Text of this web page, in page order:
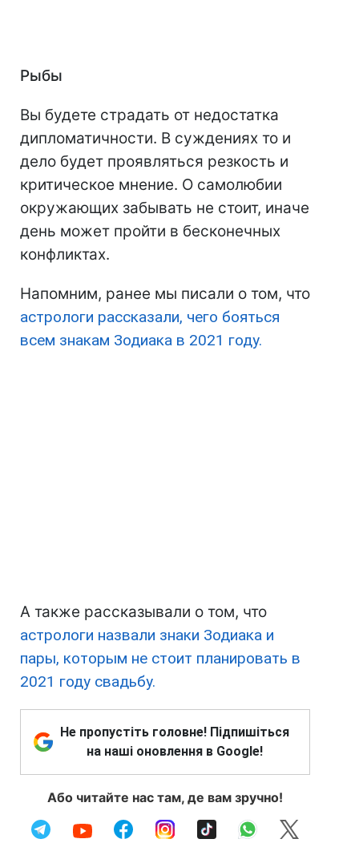
Рыбы
Вы будете страдать от недостатка
дипломатичности. В суждениях то и
дело будет проявляться резкость и
критическое мнение. О самолюбии
окружающих забывать не стоит, иначе
день может пройти в бесконечных
конфликтах.
Напомним, ранее мы писали о том, что
астрологи рассказали, чего бояться
всем знакам Зодиака в 2021 году.
А также рассказывали о том, что
астрологи назвали знаки Зодиака и
пары, которым не стоит планировать в
2021 году свадьбу.
Не пропустіть головне! Підпишіться
на наші оновлення в Google!
Або читайте нас там, де вам зручно!